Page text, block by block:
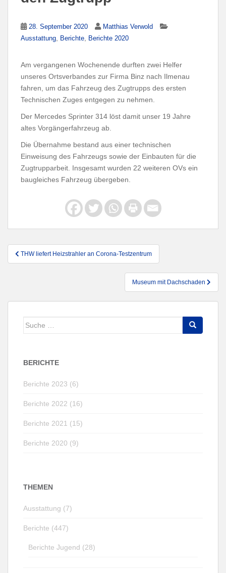
28. September 2020
Matthias Verwold
Ausstattung
Berichte Berichte 2020
Am vergangenen Wochenende durften zwei Helfer
unseres Ortsverbandes zur Firma Binz nach Ilmenau
fahren, um das Fahrzeug des Zugtrupps des ersten
Technischen Zuges entgegen zu nehmen.
Der Mercedes Sprinter 314 löst damit unser 19 Jahre
altes Vorgängerfahrzeug ab.
Die Übernahme bestand aus einer technischen
Einweisung des Fahrzeugs sowie der Einbauten für die
Zugtrupparbeit. Insgesamt wurden 22 weiteren OVs ein
baugleiches Fahrzeug übergeben.
Beitragsnavigation
THW liefert Heizstrahler an Corona-Testzentrum
Museum mit Dachschaden
Suche
BERICHTE
Berichte 2023 (6)
Berichte 2022 (16)
Berichte 2021 (15)
Berichte 2020 (9)
THEMEN
Ausstattung (7)
Berichte (447)
Berichte Jugend (28)